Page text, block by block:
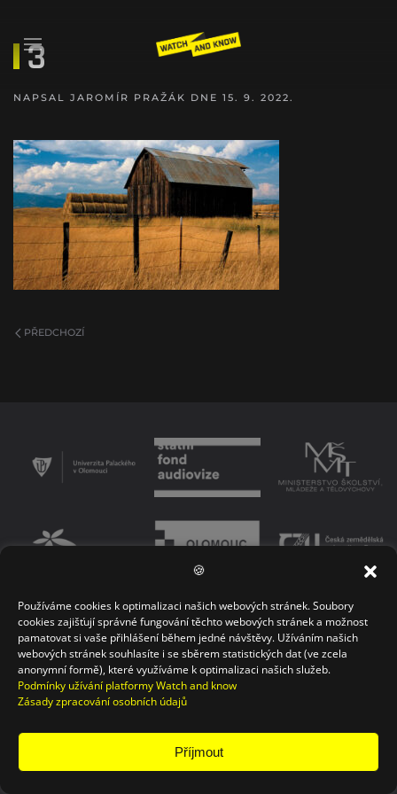
🍪
Používáme cookies k optimalizaci našich webových stránek. Soubory
cookies zajišťují správné fungování těchto webových stránek a možnost
pamatovat si vaše přihlášení během jedné návštěvy. Užíváním našich
webových stránek souhlasíte i se sběrem statistických dat (ve zcela
anonymní formě), které využíváme k optimalizaci našich služeb.
Podmínky užívání platformy Watch and know
Zásady zpracování osobních údajů
Příjmout
3
NAPSAL JAROMÍR PRAŽÁK DNE 15. 9. 2022.
PŘEDCHOZÍ
PODMÍNKY UŽÍVÁNÍ PLATFORMY ZÁSADY OCHRANY OSOBNÍCH ÚDAJŮ
KONTAKT